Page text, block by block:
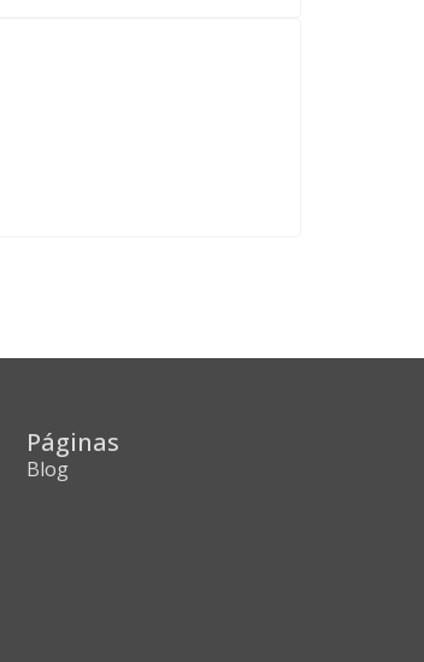
Páginas
Blog